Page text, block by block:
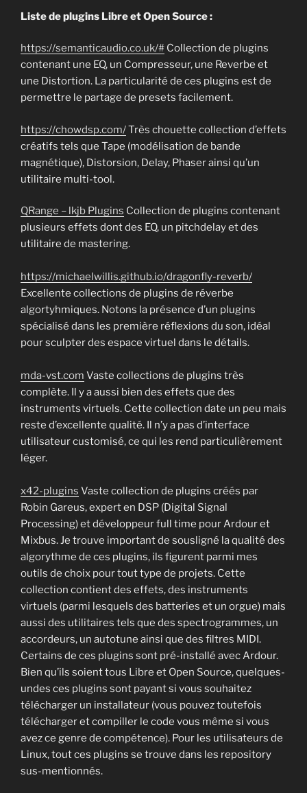
Liste de plugins Libre et Open Source :
https://semanticaudio.co.uk/# Collection de plugins
contenant une EQ, un Compresseur, une Reverbe et
une Distortion. La particularité de ces plugins est de
permettre le partage de presets facilement.
https://chowdsp.com/Très chouette collection d’effets
créatifs tels que Tape (modélisation de bande
magnétique), Distorsion, Delay, Phaser ainsi qu’un
utilitaire multi-tool.
QRange – lkjb Plugins Collection de plugins contenant
plusieurs effets dont des EQ, un pitchdelay et des
utilitaire de mastering.
https://michaelwillis.github.io/dragonfly-reverb/
Excellente collections de plugins de réverbe
algortyhmiques. Notons la présence d’un plugins
spécialisé dans les première réflexions du son, idéal
pour sculpter des espace virtuel dans le détails.
mda-vst.com Vaste collections de plugins très
complète. Il y a aussi bien des effets que des
instruments virtuels. Cette collection date un peu mais
reste d’excellente qualité. Il n’y a pas d’interface
utilisateur customisé, ce qui les rend particulièrement
léger.
x42-plugins Vaste collection de plugins créés par
Robin Gareus, expert en DSP (Digital Signal
Processing) et développeur full time pour Ardour et
Mixbus. Je trouve important de sousligné la qualité des
algorythme de ces plugins, ils figurent parmi mes
outils de choix pour tout type de projets. Cette
collection contient des effets, des instruments
virtuels (parmi lesquels des batteries et un orgue) mais
aussi des utilitaires tels que des spectrogrammes, un
accordeurs, un autotune ainsi que des filtres MIDI.
Certains de ces plugins sont pré-installé avec Ardour.
Bien qu’ils soient tous Libre et Open Source, quelques-
undes ces plugins sont payant si vous souhaitez
télécharger un installateur (vous pouvez toutefois
télécharger et compiller le code vous même si vous
avez ce genre de compétence). Pour les utilisateurs de
Linux, tout ces plugins se trouve dans les repository
sus-mentionnés.